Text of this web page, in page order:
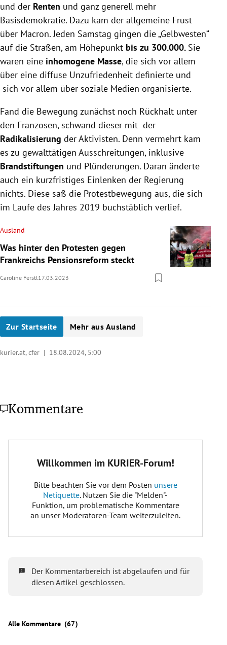
und der Renten und ganz generell mehr
Basisdemokratie. Dazu kam der allgemeine Frust
über Macron. Jeden Samstag gingen die „Gelbwesten“
auf die Straßen, am Höhepunkt bis zu 300.000. Sie
waren eine inhomogene Masse, die sich vor allem
über eine diffuse Unzufriedenheit definierte und
sich vor allem über soziale Medien organisierte.
Fand die Bewegung zunächst noch Rückhalt unter
den Franzosen, schwand dieser mit der
Radikalisierung der Aktivisten. Denn vermehrt kam
es zu gewalttätigen Ausschreitungen, inklusive
Brandstiftungen und Plünderungen. Daran änderte
auch ein kurzfristiges Einlenken der Regierung
nichts. Diese saß die Protestbewegung aus, die sich
im Laufe des Jahres 2019 buchstäblich verlief.
Ausland
Was hinter den Protesten gegen
Frankreichs Pensionsreform steckt
Caroline Ferstl17.03.2023
Zur Startseite Mehr aus Ausland
kurier.at, cfer | 18.08.2024, 5:00
Kommentare